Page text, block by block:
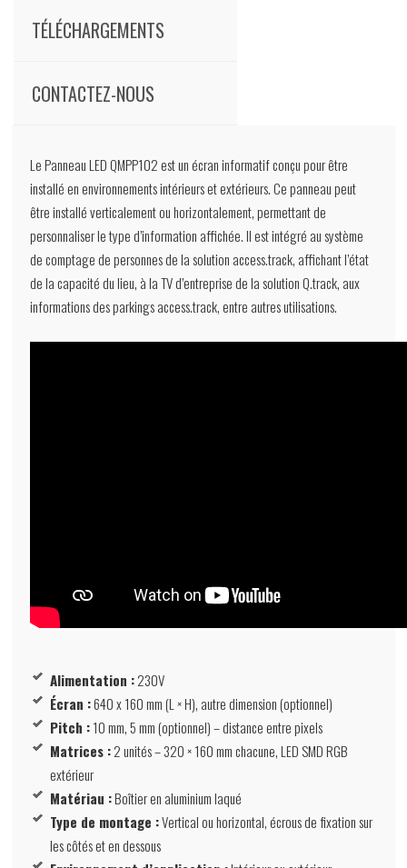
TÉLÉCHARGEMENTS
CONTACTEZ-NOUS
Le Panneau LED QMPP102 est un écran informatif conçu pour être
installé en environnements intérieurs et extérieurs. Ce panneau peut
être installé verticalement ou horizontalement, permettant de
personnaliser le type d’information affichée. Il est intégré au système
de comptage de personnes de la solution access.track, affichant l’état
de la capacité du lieu, à la TV d’entreprise de la solution Q.track, aux
informations des parkings access.track, entre autres utilisations.
Alimentation :230V
Écran :640 x 160 mm (L × H), autre dimension (optionnel)
Pitch :10 mm, 5 mm (optionnel) – distance entre pixels
Matrices :2 unités – 320 × 160 mm chacune, LED SMD RGB
extérieur
Matériau :Boîtier en aluminium laqué
Type de montage :Vertical ou horizontal, écrous de fixation sur
les côtés et en dessous